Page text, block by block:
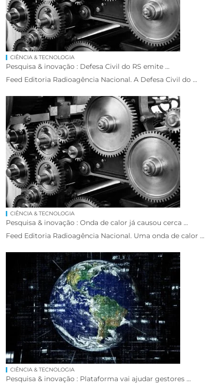
CIÊNCIA & TECNOLOGIA
Pesquisa & inovação : Defesa Civil do RS emite ...
Feed Editoria Radioagência Nacional. A Defesa Civil do ...
CIÊNCIA & TECNOLOGIA
Pesquisa & inovação : Onda de calor já causou cerca ...
Feed Editoria Radioagência Nacional. Uma onda de calor ...
CIÊNCIA & TECNOLOGIA
Pesquisa & inovação : Plataforma vai ajudar gestores ...